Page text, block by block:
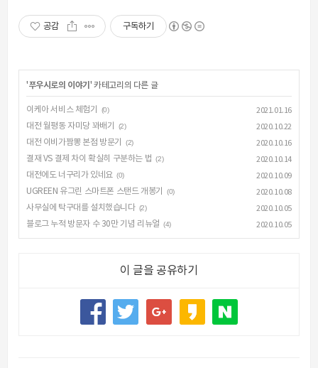
공감 구독하기
'푸우시로의 이야기' 카테고리의 다른 글
이케아 서비스 체험기 (0)
2021.01.16
대전 월평동 자미당 꽈배기
(2)
2020.10.22
대전 이비가짬뽕 본점 방문기
(2)
2020.10.16
결재 VS 결제 차이 확실히 구분하는 법 (2)
2020.10.14
대전에도 너구리가 있네요 (0)
2020.10.09
UGREEN 유그린 스마트폰 스탠드 개봉기
(0)
2020.10.08
사무실에 탁구대를 설치했습니다 (2)
2020.10.05
블로그 누적 방문자 수 30만 기념 리뉴얼 (4) 2020.10.05
이 글을 공유하기